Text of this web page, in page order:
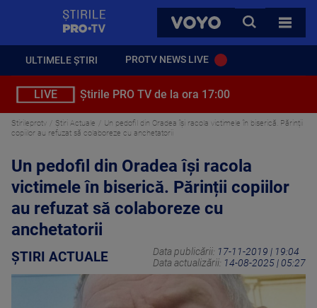
VOYO
CAUTA
TOATE
ULTIMELE ȘTIRI PROTV NEWS LIVE
LIVE Știrile PRO TV de la ora 17:00
Stirileprotv Știri Actuale
Un pedofil din Oradea își racola victimele în biserică. Părinții
copiilor au refuzat să colaboreze cu anchetatorii
Un pedofil din Oradea își racola
victimele în biserică. Părinții copiilor
au refuzat să colaboreze cu
anchetatorii
ȘTIRI ACTUALE Data publicării: 17-11-2019 | 19:04
Data actualizării: 14-08-2025 | 05:27